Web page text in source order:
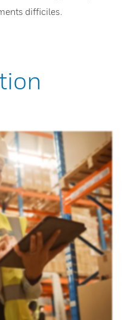
difficiles.